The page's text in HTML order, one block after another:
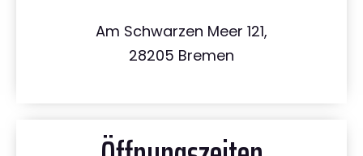
Am Schwarzen Meer 121,
28205 Bremen